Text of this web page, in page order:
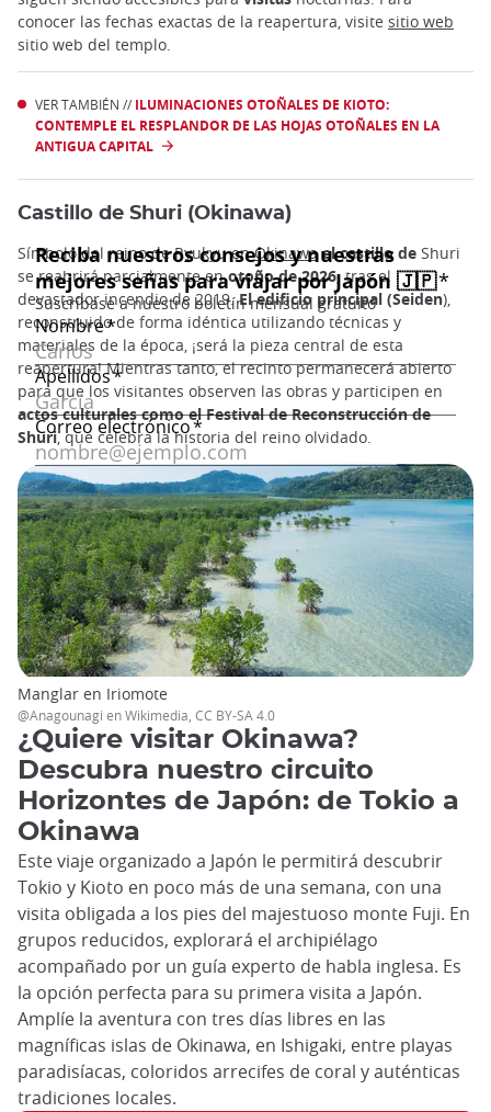
conocer las fechas exactas de la reapertura, visite sitio web
sitio web del templo.
VER TAMBIÉN // ILUMINACIONES OTOÑALES DE KIOTO:
CONTEMPLE EL RESPLANDOR DE LAS HOJAS OTOÑALES EN LA
ANTIGUA CAPITAL
Castillo de Shuri (Okinawa)
Símbolo del reino de Ryukyu enOkinawa el castillo de Shuri
se reabrirá parcialmente enotoño de 2026,tras el
devastador incendio de 2019.El edificio principal (Seiden),
reconstruido de forma idéntica utilizando técnicas y
materiales de la época, ¡será la pieza central de esta
reapertura! Mientras tanto, el recinto permanecerá abierto
para que los visitantes observen las obras y participen en
actos culturales como el Festival de Reconstrucción de
Shuri, que celebra la historia del reino olvidado.
¿Quiere visitar Okinawa?
Descubra nuestro circuito
Horizontes de Japón: de Tokio a
Okinawa
Este viaje organizado a Japón le permitirá descubrir
Tokio y Kioto en poco más de una semana, con una
visita obligada a los pies del majestuoso monte Fuji. En
grupos reducidos, explorará el archipiélago
acompañado por un guía experto de habla inglesa. Es
la opción perfecta para su primera visita a Japón.
Amplíe la aventura con tres días libres en las
magníficas islas de Okinawa, en Ishigaki, entre playas
paradisíacas, coloridos arrecifes de coral y auténticas
tradiciones locales.
Manglar en Iriomote
@Anagounagi en Wikimedia, CC BY-SA 4.0